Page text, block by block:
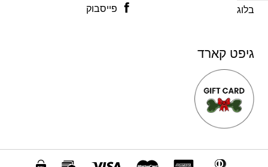
בלוג
פייסבוק
גיפט קארד